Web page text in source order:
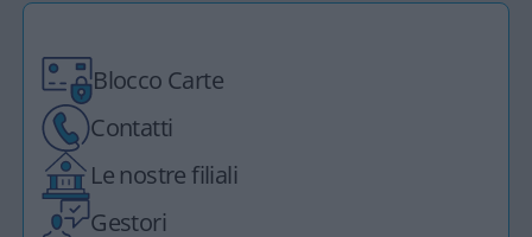
Blocco Carte
Contatti
Le nostre filiali
Gestori